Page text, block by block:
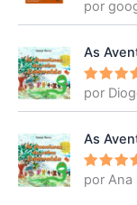
Avalia
ção3
por
As
5
por
As
5
por Ana